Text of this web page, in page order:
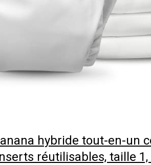
hybride tout-en-un
réutilisables, taille 1,